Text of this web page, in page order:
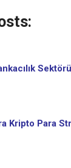
Kripto Para